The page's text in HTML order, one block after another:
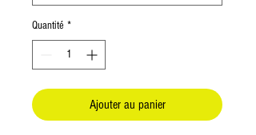
Quantité *
Ajouter au panier